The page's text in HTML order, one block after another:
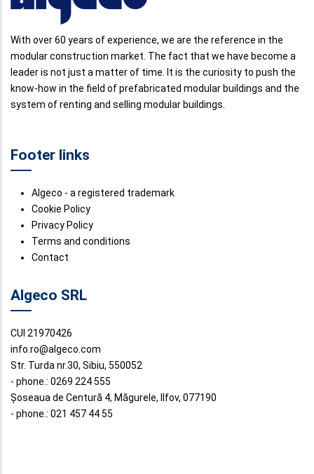
With over 60 years of experience, we are the reference in the
modular construction market. The fact that we have become a
leader is not just a matter of time. It is the curiosity to push the
know-how in the field of prefabricated modular buildings and the
system of renting and selling modular buildings.
Footer links
Algeco - a registered trademark
Cookie Policy
Privacy Policy
Terms and conditions
Contact
Algeco SRL
CUI 21970426
info.ro@algeco.com
Str. Turda nr.30, Sibiu, 550052
- phone.: 0269 224 555
Șoseaua de Centură 4, Măgurele, Ilfov, 077190
- phone.: 021 457 44 55